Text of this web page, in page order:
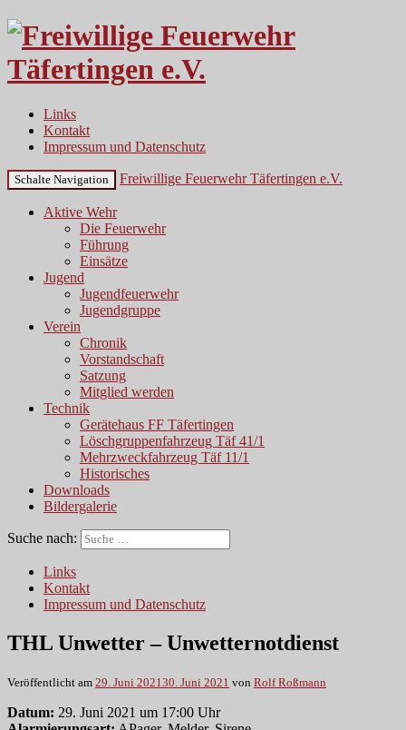
Links
Kontakt
Impressum und Datenschutz
Schalte Navigation Freiwillige Feuerwehr Täfertingen e.V.
Aktive Wehr
Die Feuerwehr
Führung
Einsätze
Jugend
Jugendfeuerwehr
Jugendgruppe
Verein
Chronik
Vorstandschaft
Satzung
Mitglied werden
Technik
Gerätehaus FF Täfertingen
Löschgruppenfahrzeug Täf 41/1
Mehrzweckfahrzeug Täf 11/1
Historisches
Downloads
Bildergalerie
Suche nach:
Links
Kontakt
Impressum und Datenschutz
THL Unwetter – Unwetternotdienst
Veröffentlicht am 29. Juni 2021 30. Juni 2021 von Rolf Roßmann
Datum: 29. Juni 2021 um 17:00 Uhr